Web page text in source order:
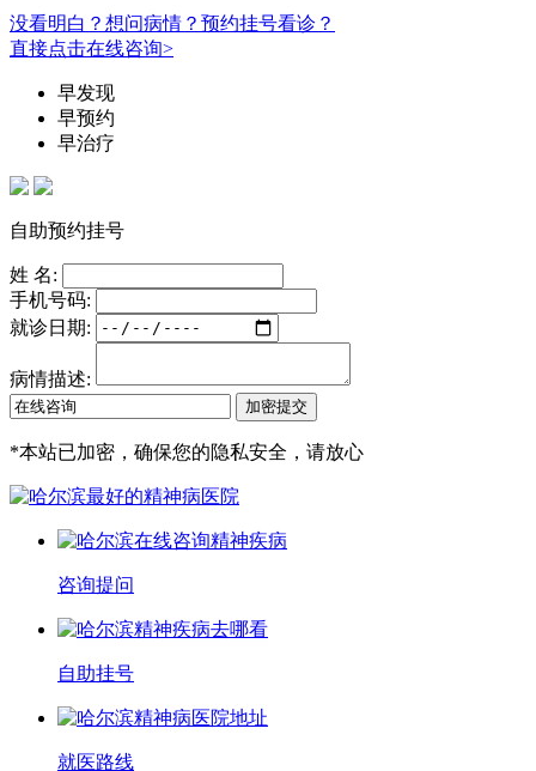
没看明白？想问病情？预约挂号看诊？
直接点击在线咨询>
早发现
早预约
早治疗
自助预约挂号
姓 名:
手机号码:
就诊日期:
病情描述:
*本站已加密，确保您的隐私安全，请放心
咨询提问
自助挂号
就医路线